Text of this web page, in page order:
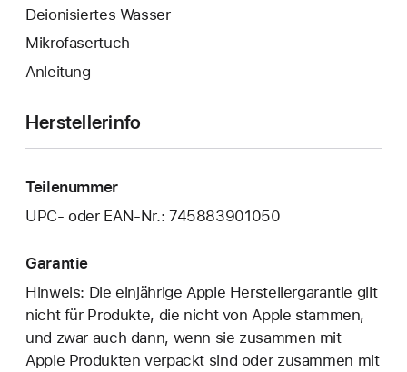
Deionisiertes Wasser
Mikrofasertuch
Anleitung
Herstellerinfo
Teilenummer
UPC- oder EAN-Nr.: 745883901050
Garantie
Hinweis: Die einjährige Apple Herstellergarantie gilt
nicht für Produkte, die nicht von Apple stammen,
und zwar auch dann, wenn sie zusammen mit
Apple Produkten verpackt sind oder zusammen mit